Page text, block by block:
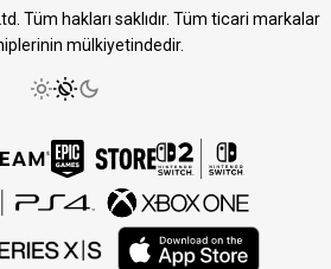
Tüm hakları saklıdır. Tüm ticari markalar
mülkiyetindedir.